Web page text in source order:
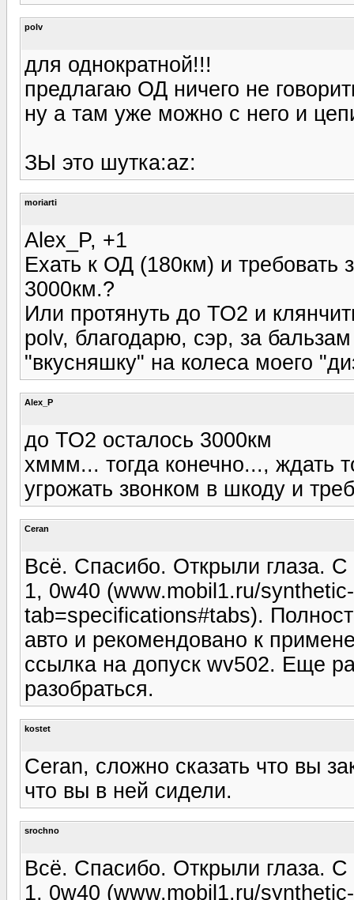
polv
для однократной!!!
предлагаю ОД ничего не
ну а там уже можно с него и
ЗЫ это шутка:az:
moriarti
Alex_P, +1
Ехать к ОД (180км) и требовать
3000км.?
Или протянуть до ТО2 и
polv, благодарю, сэр, за
"вкусняшку" на колеса моего
Alex_P
до ТО2 осталось 3000км
хммм... тогда конечно..., ждать
угрожать звонком в шкоду и
Ceran
Всё. Спасибо. Открыли глаза.
1, 0w40 (www.mobil1.ru/
tab=specifications#tabs).
авто и рекомендовано к
ссылка на допуск wv502. Еще
разобраться.
kostet
Ceran, сложно сказать что вы
что вы в ней сидели.
srochno
Всё. Спасибо. Открыли глаза.
1, 0w40 (www.mobil1.ru/